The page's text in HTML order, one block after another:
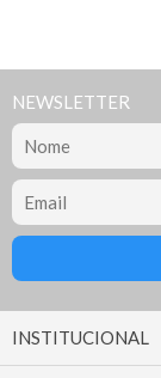
NEWSLETTER
INSTITUCIONAL